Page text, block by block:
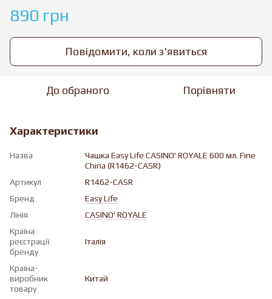
890 грн
Повідомити, коли з'явиться
До обраного Порівняти
Характеристики
Назва
Чашка Easy Life CASINO' ROYALE 600 мл. Fine
China (R1462-CASR)
Артикул
R1462-CASR
Бренд
Easy Life
Лінія
CASINO' ROYALE
Країна
реєстрації
бренду
Італія
Країна-
виробник
товару
Китай